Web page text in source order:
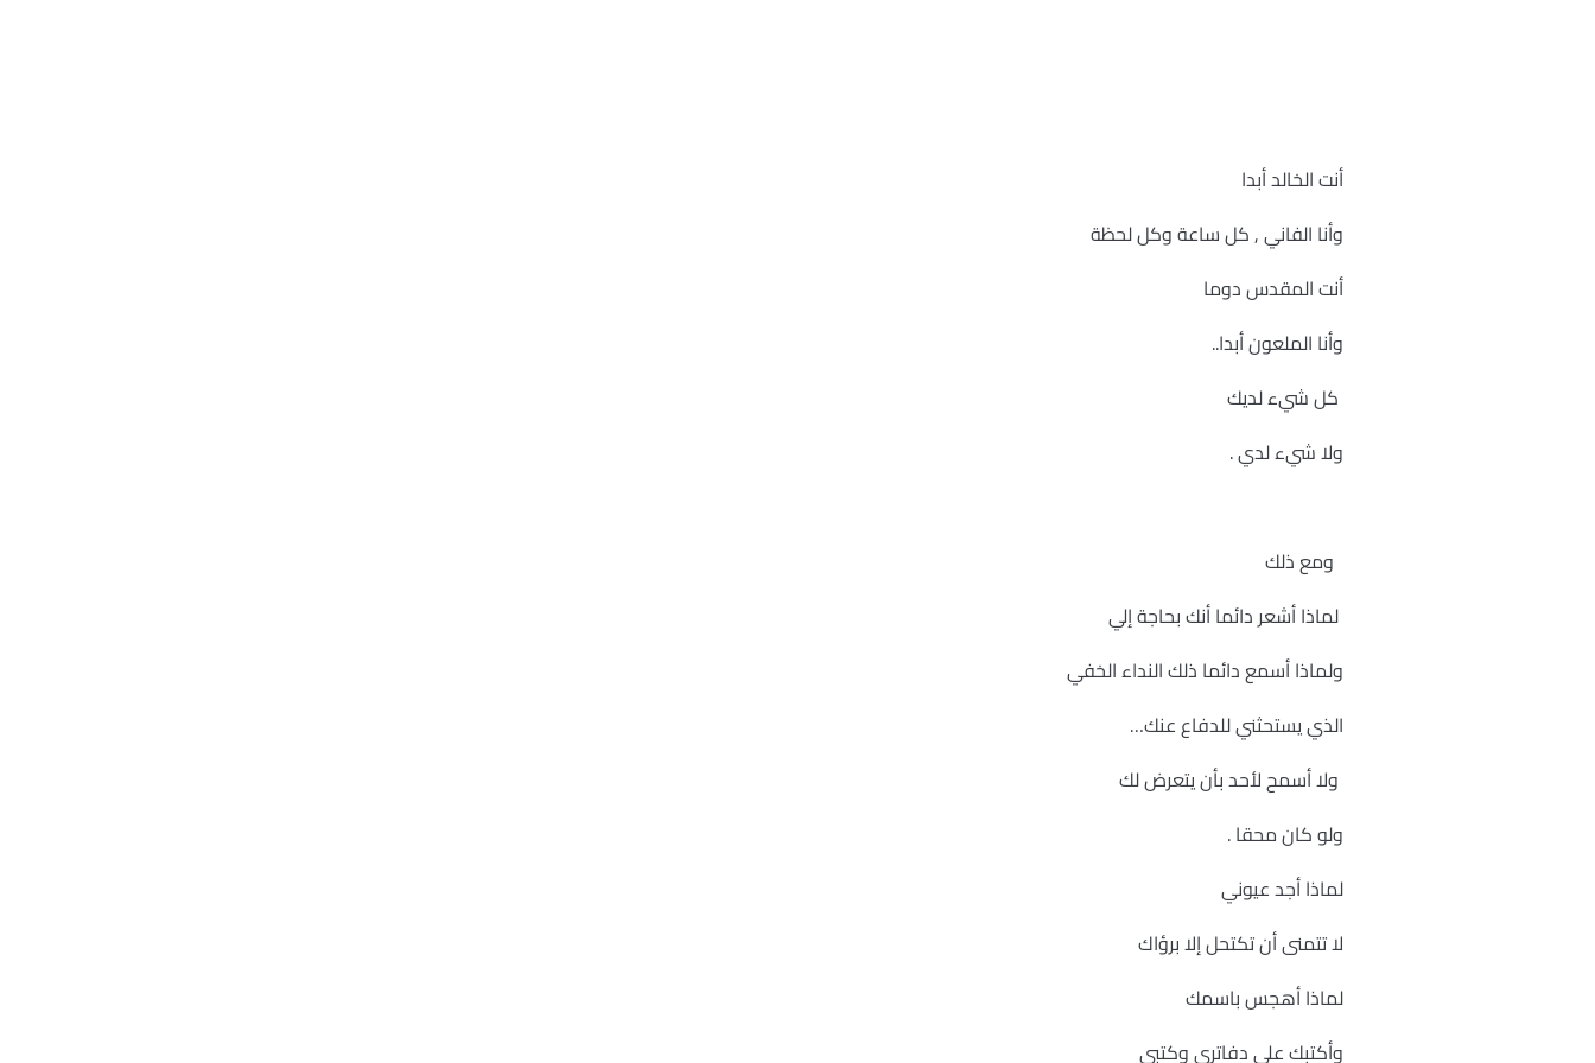
أنت الخالد أبدا
وأنا الفاني , كل ساعة وكل لحظة
أنت المقدس دوما
وأنا الملعون أبدا..
كل شيء لديك
ولا شيء لدي .
ومع ذلك
لماذا أشعر دائما أنك بحاجة إلي
ولماذا أسمع دائما ذلك النداء الخفي
الذي يستحثني للدفاع عنك…
ولا أسمح لأحد بأن يتعرض لك
ولو كان محقا .
لماذا أجد عيوني
لا تتمنى أن تكتحل إلا برؤاك
لماذا أهجس باسمك
وأكتبك على دفاتري وكتبي